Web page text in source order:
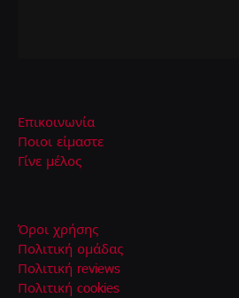
Επικοινωνία
Ποιοι είμαστε
Γίνε μέλος
Όροι χρήσης
Πολιτική ομάδας
Πολιτική reviews
Πολιτική cookies